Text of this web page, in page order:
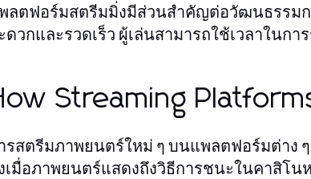
ลตฟอร์มสตรีมมิ่งมีส่วนสำคัญต่อวัฒนธรรมก
ดวกและรวดเร็ว ผู้เล่นสามารถใช้เวลาในก
Streaming
รสตรีมภาพยนตร์ใหม่ ๆ บนแพลตฟอร์มต่าง
เมื่อภาพยนตร์แสดงถึงวิธีการชนะในคาสิโน